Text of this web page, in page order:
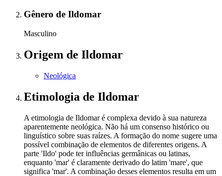
Gênero de Ildomar
Masculino
Origem de Ildomar
Neológica
Etimologia de Ildomar
A etimologia de Ildomar é complexa devido à sua natureza
aparentemente neológica. Não há um consenso histórico ou
linguístico sobre suas raízes. A formação do nome sugere uma
possível combinação de elementos de diferentes origens. A
parte 'Ildo' pode ter influências germânicas ou latinas,
enquanto 'mar' é claramente derivado do latim 'mare', que
significa 'mar'. A combinação desses elementos resulta em um